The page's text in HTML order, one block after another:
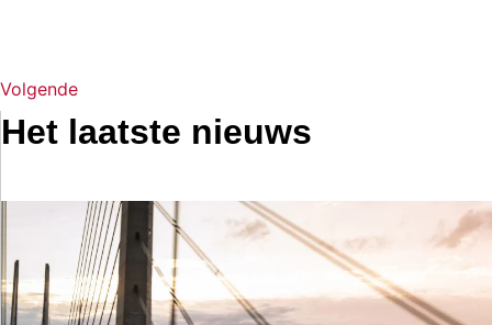
Volgende
Het laatste nieuws